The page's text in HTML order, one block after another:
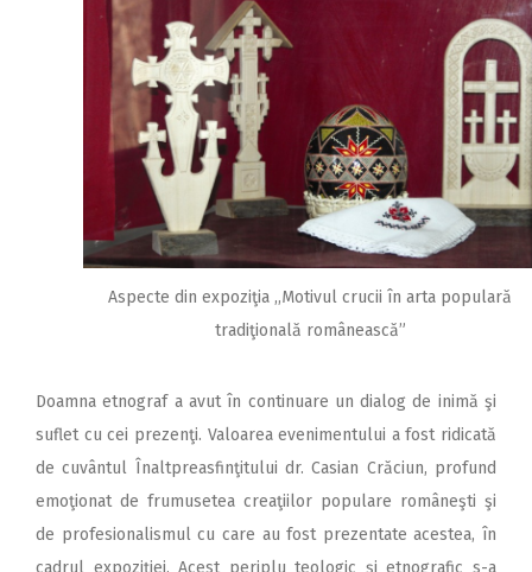
Aspecte din expoziţia ,,Motivul crucii în arta populară
tradiţională românească”
Doamna etnograf a avut în continuare un dialog de inimă şi
suflet cu cei prezenţi. Valoarea evenimentului a fost ridicată
de cuvântul Înaltpreasfinţitului dr. Casian Crăciun, profund
emoţionat de frumusetea creaţiilor populare româneşti şi
de profesionalismul cu care au fost prezentate acestea, în